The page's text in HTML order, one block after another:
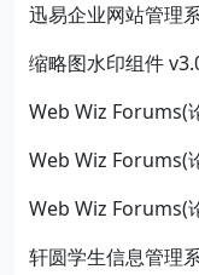
迅易企业网站管理
缩略图水印组件
Web Wiz Forums(
Web Wiz Forums(
Web Wiz Forums(
轩圆学生信息管理